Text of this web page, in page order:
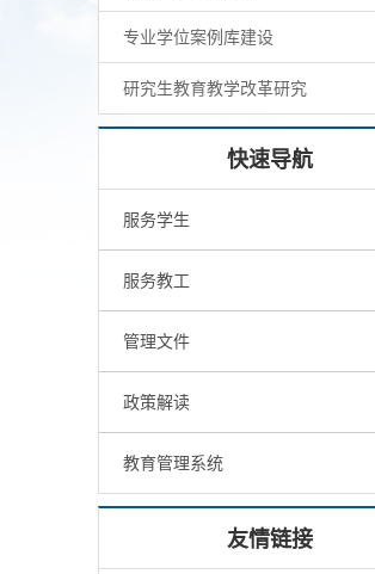
专业学位案例库建设
研究生教育教学改革研究
快速导航
服务学生
服务教工
管理文件
政策解读
教育管理系统
友情链接